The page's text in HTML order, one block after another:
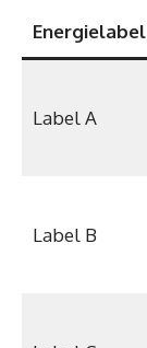
Energielabel
Label A
Label B